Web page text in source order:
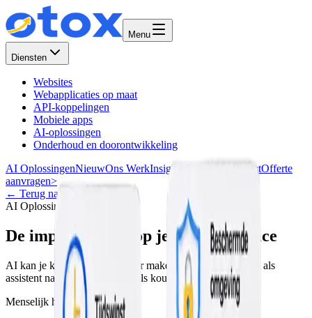
Menu
Diensten
Websites
Webapplicaties op maat
API-koppelingen
Mobiele apps
AI-oplossingen
Onderhoud en doorontwikkeling
AI OplossingenNieuwOns WerkInsights ContactOfferte
aanvragen>
← Terug naar overzicht
AI Oplossingen
De impact van AI op je klantenservice
AI kan je klantenservice sneller maken, zolang je het inzet als
assistent naast je team en niet als koude vervanging.
Menselijk houden